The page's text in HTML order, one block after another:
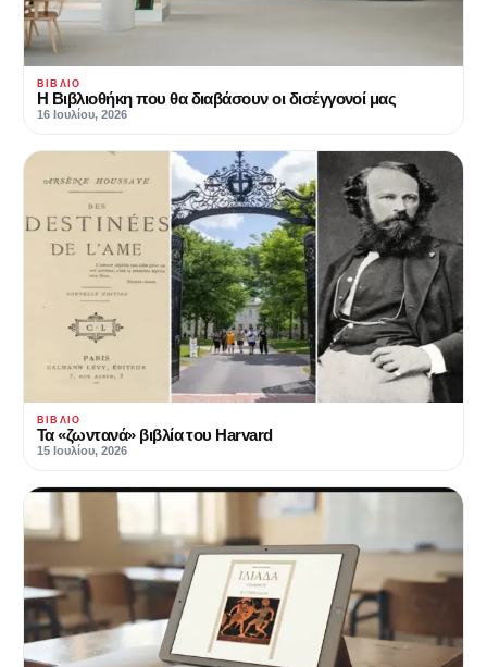
ΒΙΒΛΊΟ
Η Βιβλιοθήκη που θα διαβάσουν οι δισέγγονοί μας
16 Ιουλίου, 2026
ΒΙΒΛΊΟ
Τα «ζωντανά» βιβλία του Harvard
15 Ιουλίου, 2026